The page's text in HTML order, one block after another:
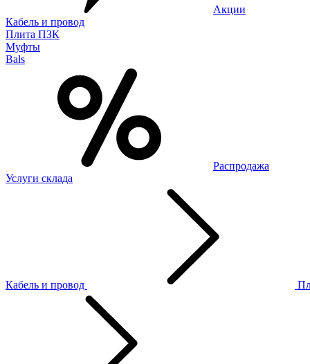
Акции
Кабель и провод
Плита ПЗК
Муфты
Bals
Распродажа
Услуги склада
Кабель и провод